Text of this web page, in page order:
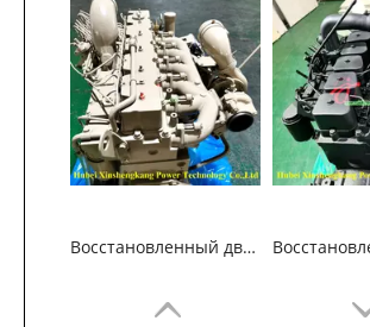
Восстановленный двигатель Cummins 6CTAA8.3 для строительных машин